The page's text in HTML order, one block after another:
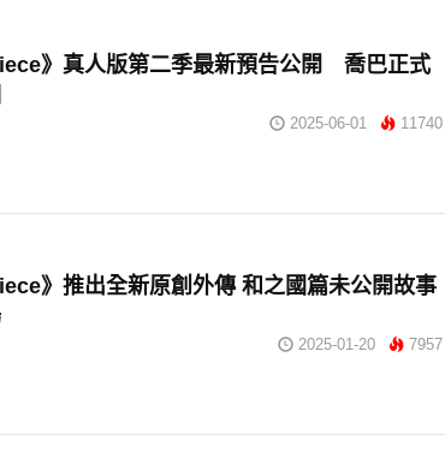
》真人版第二季最新預告公開 喬巴正式
2025-06-01 11740
》推出全新原創外傳 和之國篇未公開故事
2025-01-20 7957